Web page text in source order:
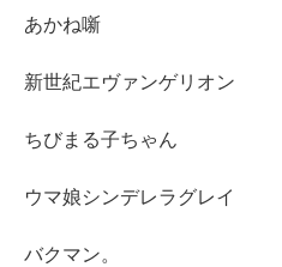
あかね噺
新世紀エヴァンゲリオン
ちびまる子ちゃん
ウマ娘シンデレラグレイ
バクマン。